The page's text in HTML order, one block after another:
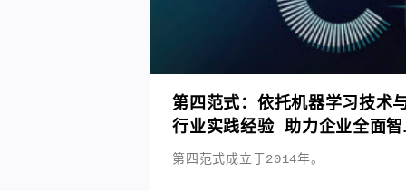
第四范式：依托机器学习技术
行业实践经验 助力企业全面智
能化转型
第四范式成立于2014年。